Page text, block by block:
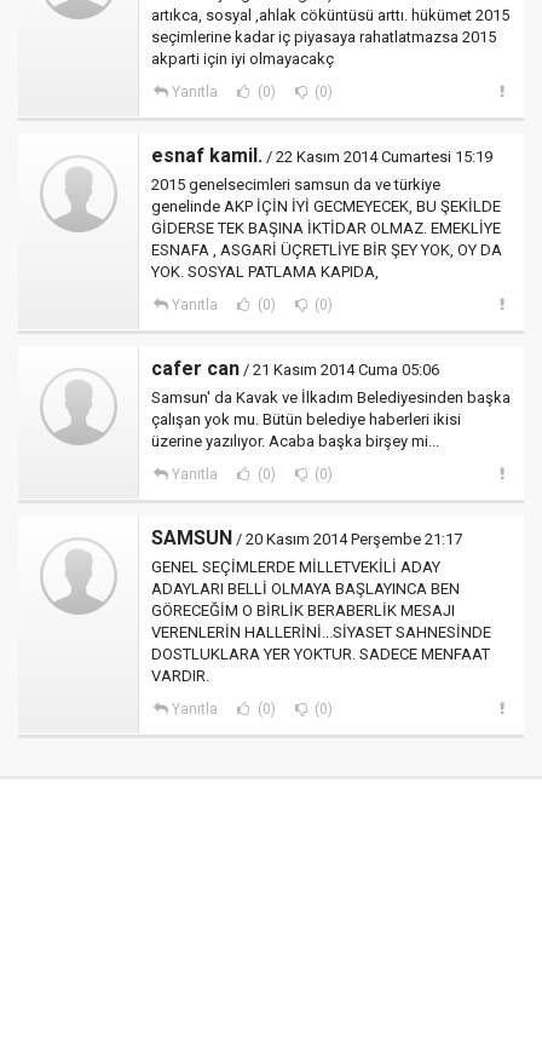
artıkca, sosyal ,ahlak cöküntüsü arttı. hükümet 2015
seçimlerine kadar iç piyasaya rahatlatmazsa 2015
akparti için iyi olmayacakç
Yanıtla (0) (0)
esnaf kamil. / 22 Kasım 2014 Cumartesi 15:19
2015 genelsecimleri samsun da ve türkiye
genelinde AKP İÇİN İYİ GECMEYECEK, BU ŞEKİLDE
GİDERSE TEK BAŞINA İKTİDAR OLMAZ. EMEKLİYE
ESNAFA , ASGARİ ÜÇRETLİYE BİR ŞEY YOK, OY DA
YOK. SOSYAL PATLAMA KAPIDA,
Yanıtla (0) (0)
cafer can / 21 Kasım 2014 Cuma 05:06
Samsun' da Kavak ve İlkadım Belediyesinden başka
çalışan yok mu. Bütün belediye haberleri ikisi
üzerine yazılıyor. Acaba başka birşey mi...
Yanıtla (0) (0)
SAMSUN / 20 Kasım 2014 Perşembe 21:17
GENEL SEÇİMLERDE MİLLETVEKİLİ ADAY
ADAYLARI BELLİ OLMAYA BAŞLAYINCA BEN
GÖRECEĞİM O BİRLİK BERABERLİK MESAJI
VERENLERİN HALLERİNİ...SİYASET SAHNESİNDE
DOSTLUKLARA YER YOKTUR. SADECE MENFAAT
VARDIR.
Yanıtla (0) (0)